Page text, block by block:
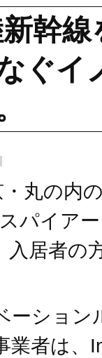
新幹
ぐイ
丸の内
パイア
入居者の
ーション
業者は